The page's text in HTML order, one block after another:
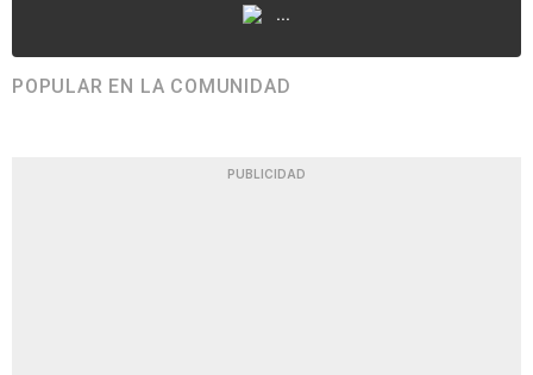
...
POPULAR EN LA COMUNIDAD
PUBLICIDAD